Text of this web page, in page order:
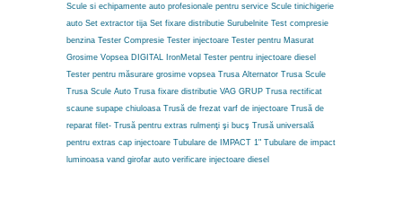
Scule si echipamente auto profesionale pentru service Scule tinichigerie
auto Set extractor tija Set fixare distributie Surubelnite Test compresie
benzina Tester Compresie Tester injectoare Tester pentru Masurat
Grosime Vopsea DIGITAL IronMetal Tester pentru injectoare diesel
Tester pentru măsurare grosime vopsea Trusa Alternator Trusa Scule
Trusa Scule Auto Trusa fixare distributie VAG GRUP Trusa rectificat
scaune supape chiuloasa Trusă de frezat varf de injectoare Trusă de
reparat filet- Trusă pentru extras rulmenţi şi bucş Trusă universală
pentru extras cap injectoare Tubulare de IMPACT 1" Tubulare de impact
luminoasa vand girofar auto verificare injectoare diesel